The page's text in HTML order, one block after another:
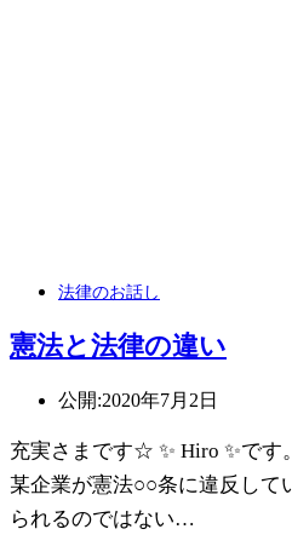
法律のお話し
憲法と法律の違い
公開:2020年7月2日
充実さまです☆ ✨ Hiro ✨です
某企業が憲法○○条に違反して
られるのではない…